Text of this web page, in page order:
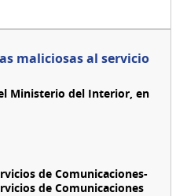
maliciosas al servicio
Ministerio del Interior, en
de Comunicaciones-
de Comunicaciones